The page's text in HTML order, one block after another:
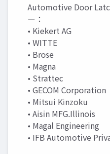
Automotive Door
ー：
• Kiekert AG
• WITTE
• Brose
• Magna
• Strattec
• GECOM Corporation
• Mitsui Kinzoku
• Aisin MFG.Illinois
• Magal Engineering
• IFB Automotive